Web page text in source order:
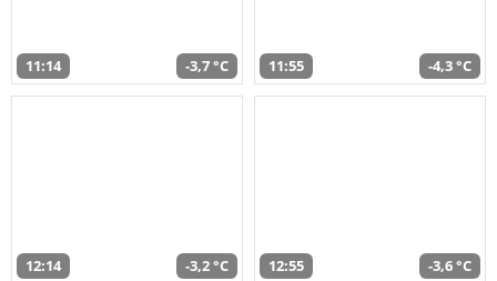
11:14 -3,7 °C 11:55 -4,3 °C
12:14 -3,2 °C 12:55 -3,6 °C